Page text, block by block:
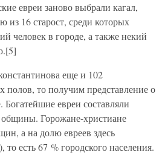
евреи заново выбрали кагал,
16 старост, среди которых
человек в городе, а также некий
еще и 102
полов, то получим представление о
евреи составляли
общины. Горожане-христиане
а на долю евреев здесь
есть 67 % городского населения.